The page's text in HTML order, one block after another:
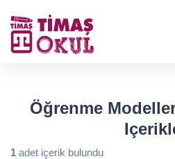
Öğrenme
1 adet içerik bulundu